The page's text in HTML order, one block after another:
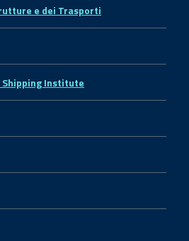
e dei Trasporti
Institute